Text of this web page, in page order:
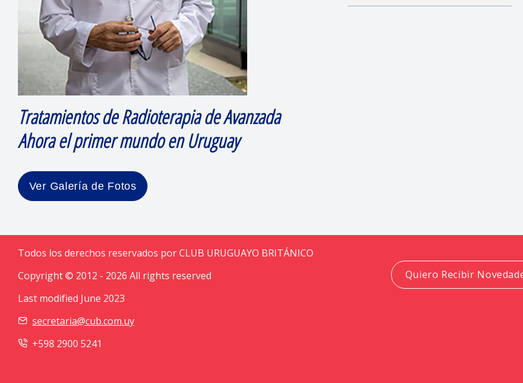
Tratamientos de Radioterapia de Avanzada
Ahora el primer mundo en Uruguay
Ver Galería de Fotos
Todos los derechos reservados por CLUB URUGUAYO BRITÁNICO
Copyright © 2012 - 2026 All rights reserved
Last modified June 2023
secretaria@cub.com.uy
+598 2900 5241
Quiero Recibir